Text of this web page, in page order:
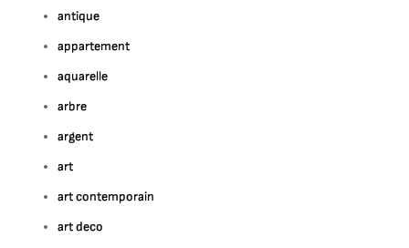
antique
appartement
aquarelle
arbre
argent
art
art contemporain
art deco